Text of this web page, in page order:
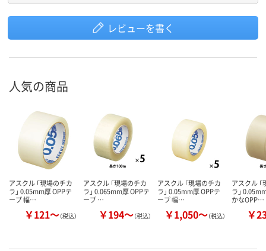
レビューを書く
人気の商品
アスクル 「現場のチカ
ラ」 0.05mm厚 OPPテ
ープ 幅…
￥121～（税込）
アスクル 「現場のチカ
ラ」 0.065mm厚 OPPテ
ープ …
￥194～（税込）
アスクル 「現場のチカ
ラ」 0.05mm厚 OPPテ
ープ 幅…
￥1,050～（税込）
アスクル
ラ」
かなOPP…
￥